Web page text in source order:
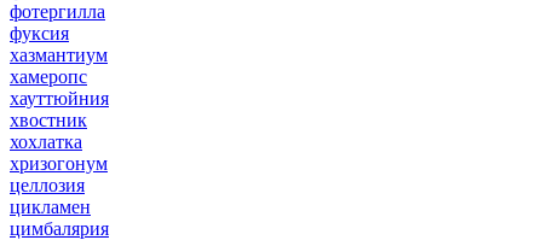
фотергилла
фуксия
хазмантиум
хамеропс
хауттюйния
хвостник
хохлатка
хризогонум
целлозия
цикламен
цимбалярия